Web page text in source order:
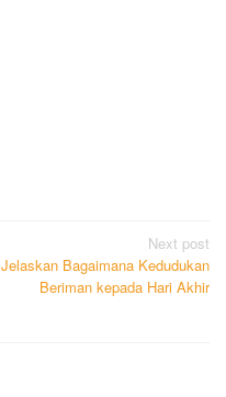
Next post
Jelaskan Bagaimana Kedudukan
Beriman kepada Hari Akhir